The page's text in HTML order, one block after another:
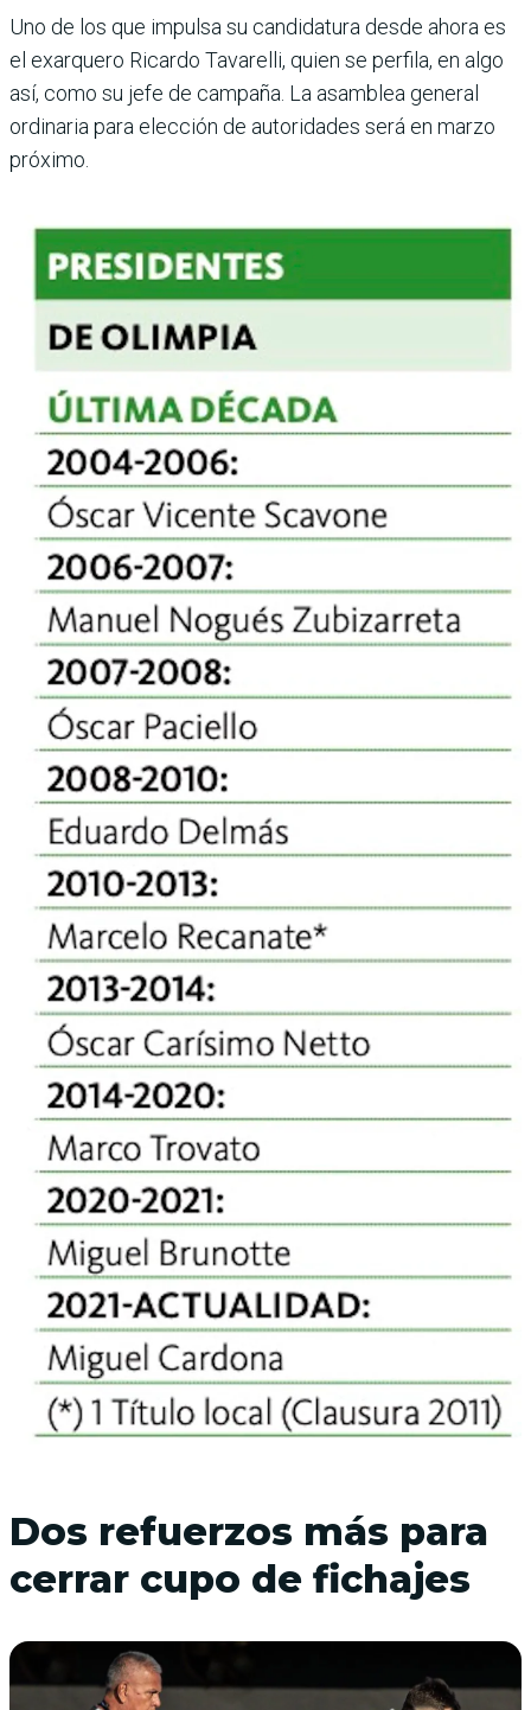
Uno de los que impulsa su candidatura desde ahora es
el exarquero Ricardo Tava­relli, quien se perfila, en algo
así, como su jefe de campaña. La asamblea general
ordina­ria para elección de autorida­des será en marzo
próximo.
Dos refuerzos más para
cerrar cupo de fichajes